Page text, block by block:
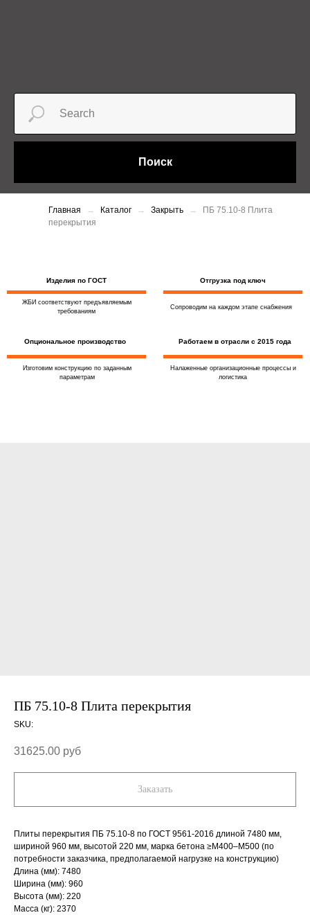
Поиск
Главная Каталог Закрыть
ПБ 75.10-8 Плита
перекрытия
Изделия по ГОСТ
ЖБИ соответствуют предъявляемым
требованиям
Изготовим конструкцию по заданным
параметрам
Опциональное производство
Отгрузка под ключ
Сопроводим на каждом этапе снабжения
Налаженные организационные процессы и
логистика
Работаем в отрасли с 2015 года
ПБ 75.10-8 Плита перекрытия
SKU:
31625.00 руб
Заказать
Плиты перекрытия ПБ 75.10-8 по ГОСТ 9561-2016 длиной 7480 мм,
шириной 960 мм, высотой 220 мм, марка бетона ≥М400–М500 (по
потребности заказчика, предполагаемой нагрузке на конструкцию)
Длина (мм): 7480
Ширина (мм): 960
Высота (мм): 220
Масса (кг): 2370